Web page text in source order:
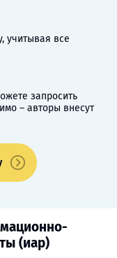
учитывая все
запросить
– авторы внесут
(иар)